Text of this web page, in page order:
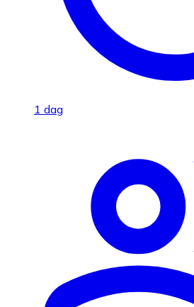
1 dag